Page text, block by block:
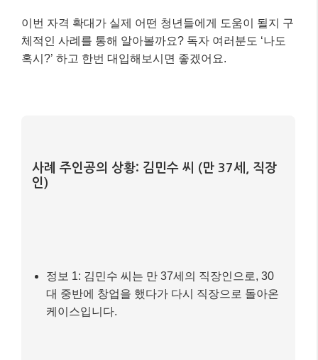
이번 자격 확대가 실제 어떤 청년들에게 도움이 될지 구
체적인 사례를 통해 알아볼까요? 독자 여러분도 ‘나도
혹시?’ 하고 한번 대입해보시면 좋겠어요.
사례 주인공의 상황: 김민수 씨 (만 37세, 직장
인)
정보 1: 김민수 씨는 만 37세의 직장인으로, 30
대 중반에 창업을 했다가 다시 직장으로 돌아온
케이스입니다.